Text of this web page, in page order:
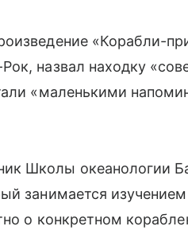
«Корабли-
назвал находку
«маленькими
Школы океанологии
занимается
о конкретном